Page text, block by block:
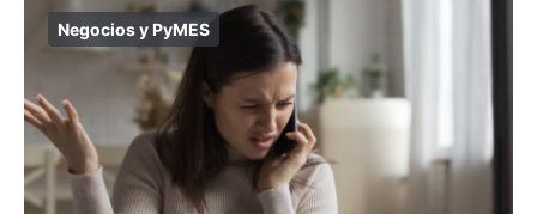
Negocios y PyMES